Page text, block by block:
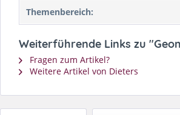
Themenbereich:
Weiterführende Links zu
Fragen zum Artikel?
Weitere Artikel von Dieters